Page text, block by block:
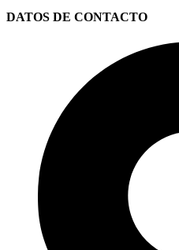
DATOS DE CONTACTO